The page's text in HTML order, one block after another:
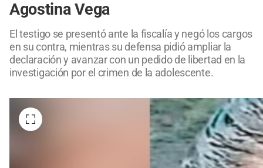
Agostina Vega
El testigo se presentó ante la fiscalía y negó los cargos
en su contra, mientras su defensa pidió ampliar la
declaración y avanzar con un pedido de libertad en la
investigación por el crimen de la adolescente.